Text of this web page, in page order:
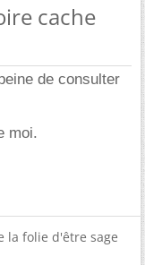
cache
de consulter
moi.
la folie d'être sage